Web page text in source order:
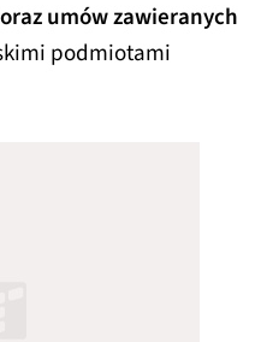
umów zawieranych
podmiotami